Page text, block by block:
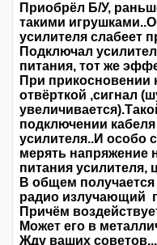
Приобрёл Б/У,
такими
усилителя слабеет
Подключал
питания, тот же
При прикосновении
отвёрткой ,сигнал
подключении
усилителя..И особо
мерять напряжение
питания
В общем получается
радио излучающий
Причём
Может его в
Жду ваших